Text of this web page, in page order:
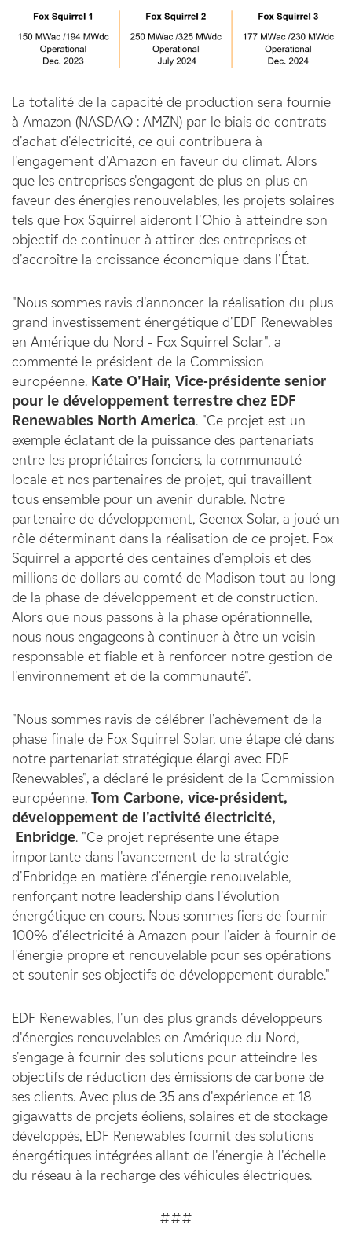
La totalité de la capacité de production sera fournie
à Amazon (NASDAQ : AMZN) par le biais de contrats
d'achat d'électricité, ce qui contribuera à
l'engagement d'Amazon en faveur du climat. Alors
que les entreprises s'engagent de plus en plus en
faveur des énergies renouvelables, les projets solaires
tels que Fox Squirrel aideront l'Ohio à atteindre son
objectif de continuer à attirer des entreprises et
d'accroître la croissance économique dans l'État.
"Nous sommes ravis d'annoncer la réalisation du plus
grand investissement énergétique d'EDF Renewables
en Amérique du Nord - Fox Squirrel Solar", a
commenté le président de la Commission
européenne. Kate O'Hair, Vice-présidente senior
pour le développement terrestre chez EDF
Renewables North America. "Ce projet est un
exemple éclatant de la puissance des partenariats
entre les propriétaires fonciers, la communauté
locale et nos partenaires de projet, qui travaillent
tous ensemble pour un avenir durable. Notre
partenaire de développement, Geenex Solar, a joué un
rôle déterminant dans la réalisation de ce projet. Fox
Squirrel a apporté des centaines d'emplois et des
millions de dollars au comté de Madison tout au long
de la phase de développement et de construction.
Alors que nous passons à la phase opérationnelle,
nous nous engageons à continuer à être un voisin
responsable et fiable et à renforcer notre gestion de
l'environnement et de la communauté".
"Nous sommes ravis de célébrer l'achèvement de la
phase finale de Fox Squirrel Solar, une étape clé dans
notre partenariat stratégique élargi avec EDF
Renewables", a déclaré le président de la Commission
européenne. Tom Carbone, vice-président,
développement de l'activité électricité,
Enbridge. "Ce projet représente une étape
importante dans l'avancement de la stratégie
d'Enbridge en matière d'énergie renouvelable,
renforçant notre leadership dans l'évolution
énergétique en cours. Nous sommes fiers de fournir
100% d'électricité à Amazon pour l'aider à fournir de
l'énergie propre et renouvelable pour ses opérations
et soutenir ses objectifs de développement durable."
EDF Renewables, l'un des plus grands développeurs
d'énergies renouvelables en Amérique du Nord,
s'engage à fournir des solutions pour atteindre les
objectifs de réduction des émissions de carbone de
ses clients. Avec plus de 35 ans d'expérience et 18
gigawatts de projets éoliens, solaires et de stockage
développés, EDF Renewables fournit des solutions
énergétiques intégrées allant de l'énergie à l'échelle
du réseau à la recharge des véhicules électriques.
###